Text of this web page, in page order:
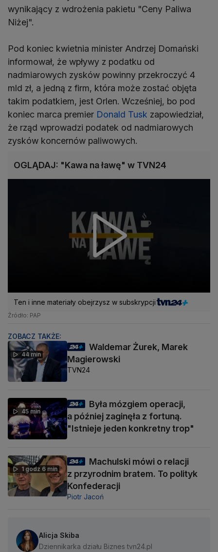
wynikający z wdrożenia pakietu "Ceny Paliwa
Niżej".
Pod koniec kwietnia minister Andrzej Domański
informował, że wpływy z podatku od
nadmiarowych zysków powinny przekroczyć 4
mld zł, a jedną z firm, która może zostać objęta
takim podatkiem, jest Orlen. Wcześniej, bo pod
koniec marca premier Donald Tusk zapowiedział,
że rząd wprowadzi podatek od nadmiarowych
zysków koncernów paliwowych.
OGLĄDAJ: "Kawa na ławę" w TVN24
Ten i inne materiały obejrzysz w subskrypcji
Źródło: PAP
ZOBACZ TAKŻE:
44 min
Waldemar Żurek, Marek
Magierowski
TVN24
45 min
Była mózgiem operacji,
a później zaginęła z fortuną.
"Istnieje jeden konkretny trop"
1 godz 6 min
Machulski mówi o relacji
z przyrodnim bratem. To polityk
Konfederacji
Piotr Jacoń
Alicja Skiba
Dziennikarka działu Biznes tvn24.pl